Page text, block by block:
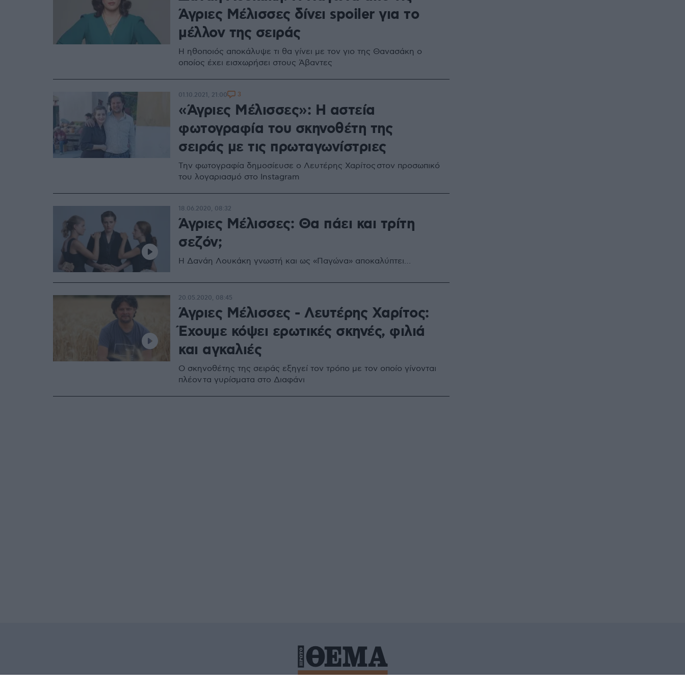
Άγριες Μέλισσες δίνει spoiler για το
μέλλον της σειράς
Η ηθοποιός αποκάλυψε τι θα γίνει με τον γιο της Θανασάκη ο
οποίος έχει εισχωρήσει στους Άβαντες
«Άγριες Μέλισσες»: Η αστεία
φωτογραφία του σκηνοθέτη της
σειράς με τις πρωταγωνίστριες
Την φωτογραφία δημοσίευσε ο Λευτέρης Χαρίτος στον προσωπικό
του λογαριασμό στο Instagram
01.10.2021, 21:00 3
Άγριες Μέλισσες: Θα πάει και τρίτη
σεζόν;
Η Δανάη Λουκάκη γνωστή και ως «Παγώνα» αποκαλύπτει…
18.06.2020, 08:32
Άγριες Μέλισσες - Λευτέρης Χαρίτος:
Έχουμε κόψει ερωτικές σκηνές, φιλιά
και αγκαλιές
Ο σκηνοθέτης της σειράς εξηγεί τον τρόπο με τον οποίο γίνονται
πλέον τα γυρίσματα στο Διαφάνι
20.05.2020, 08:45